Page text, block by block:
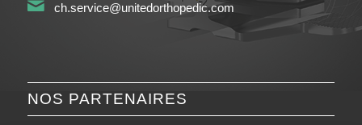
ch.service@unitedorthopedic.com
NOS PARTENAIRES